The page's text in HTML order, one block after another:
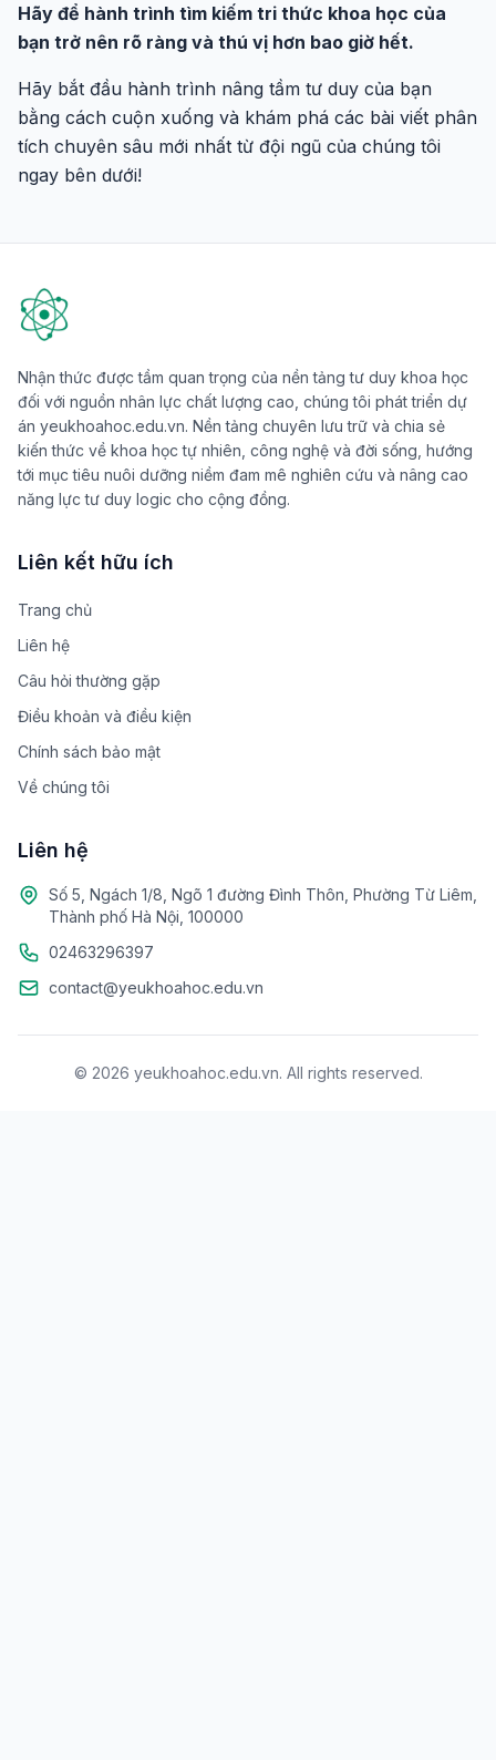
Hãy để hành trình tìm kiếm tri thức khoa học của
bạn trở nên rõ ràng và thú vị hơn bao giờ hết.
Hãy bắt đầu hành trình nâng tầm tư duy của bạn
bằng cách cuộn xuống và khám phá các bài viết phân
tích chuyên sâu mới nhất từ đội ngũ của chúng tôi
ngay bên dưới!
Nhận thức được tầm quan trọng của nền tảng tư duy khoa học
đối với nguồn nhân lực chất lượng cao, chúng tôi phát triển dự
án yeukhoahoc.edu.vn. Nền tảng chuyên lưu trữ và chia sẻ
kiến thức về khoa học tự nhiên, công nghệ và đời sống, hướng
tới mục tiêu nuôi dưỡng niềm đam mê nghiên cứu và nâng cao
năng lực tư duy logic cho cộng đồng.
Liên kết hữu ích
Trang chủ
Liên hệ
Câu hỏi thường gặp
Điều khoản và điều kiện
Chính sách bảo mật
Về chúng tôi
Liên hệ
Số 5, Ngách 1/8, Ngõ 1 đường Đình Thôn, Phường Từ Liêm,
Thành phố Hà Nội, 100000
02463296397
contact@yeukhoahoc.edu.vn
© 2026 yeukhoahoc.edu.vn. All rights reserved.